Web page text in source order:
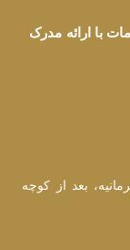
با ارائه مدرک
بعد از کوچه